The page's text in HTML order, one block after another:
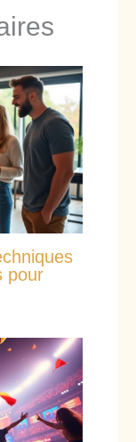
pour